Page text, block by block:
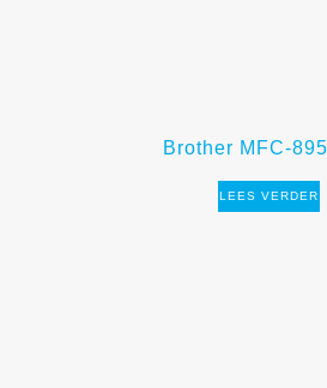
Brother MFC-
LEES VERDER